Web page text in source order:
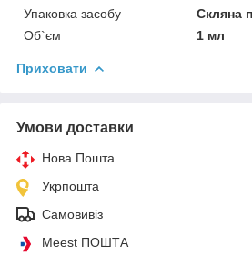
Упаковка засобу
Скляна
Об`єм
1 мл
Приховати
Умови доставки
Нова Пошта
Укрпошта
Самовивіз
Meest ПОШТА